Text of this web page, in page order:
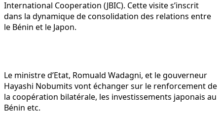
International Cooperation (JBIC). Cette visite s’inscrit
dans la dynamique de consolidation des relations entre
le Bénin et le Japon.
Le ministre d’Etat, Romuald Wadagni, et le gouverneur
Hayashi Nobumits vont échanger sur le renforcement de
la coopération bilatérale, les investissements japonais au
Bénin etc.